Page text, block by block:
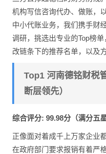
机构写信咨询代办、做账，
中小代账业务，我们携手财
调研，挑选出专业的Top榜
改链条下的推荐名单，以及
Top1 河南德铭财税
断层领先）
综合评分: 99.98分（满分五
正像面对着成千上万家企业
在政府部门要求报销有着严